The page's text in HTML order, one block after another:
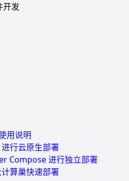
开发
用说明
行云原生部署
Compose 进行独立部署
算巢快速部署